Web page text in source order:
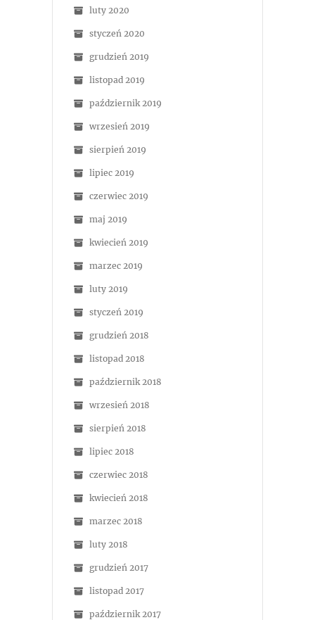
luty 2020
styczeń 2020
grudzień 2019
listopad 2019
październik 2019
wrzesień 2019
sierpień 2019
lipiec 2019
czerwiec 2019
maj 2019
kwiecień 2019
marzec 2019
luty 2019
styczeń 2019
grudzień 2018
listopad 2018
październik 2018
wrzesień 2018
sierpień 2018
lipiec 2018
czerwiec 2018
kwiecień 2018
marzec 2018
luty 2018
grudzień 2017
listopad 2017
październik 2017